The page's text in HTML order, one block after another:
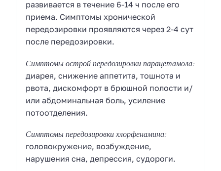
развивается в течение 6-14 ч после его
приема. Симптомы хронической
передозировки проявляются через 2-4 сут
после передозировки.
Симптомы острой передозировки парацетамола:
диарея, снижение аппетита, тошнота и
рвота, дискомфорт в брюшной полости и/
или абдоминальная боль, усиление
потоотделения.
Симптомы передозировки хлорфенамина:
головокружение, возбуждение,
нарушения сна, депрессия, судороги.